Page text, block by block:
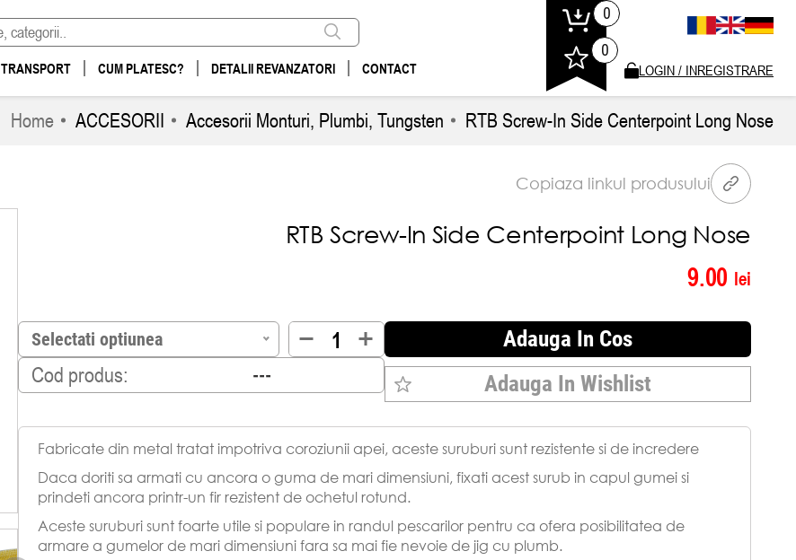
TRANSPORT CUM PLATESC? DETALII REVANZATORI CONTACT
0
0
LOGIN / INREGISTRARE
Home ACCESORII Accesorii Monturi, Plumbi, Tungsten RTB Screw-In Side Centerpoint Long Nose
Copiaza linkul produsului
RTB Screw-In Side Centerpoint Long Nose
9.00 lei
Selectati optiunea
Cod produs:
Adauga In Cos
Adauga In Wishlist
Fabricate din metal tratat impotriva coroziunii apei, aceste suruburi sunt rezistente si de incredere
Daca doriti sa armati cu ancora o guma de mari dimensiuni, fixati acest surub in capul gumei si
prindeti ancora printr-un fir rezistent de ochetul rotund.
Aceste suruburi sunt foarte utile si populare in randul pescarilor pentru ca ofera posibilitatea de
armare a gumelor de mari dimensiuni fara sa mai fie nevoie de jig cu plumb.